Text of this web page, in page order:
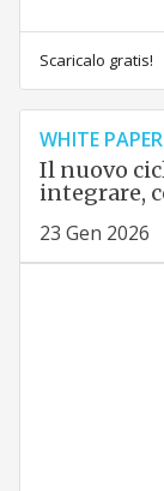
Scaricalo gratis!
WHITE PAPER
Il nuovo
integrare,
23 Gen 2026